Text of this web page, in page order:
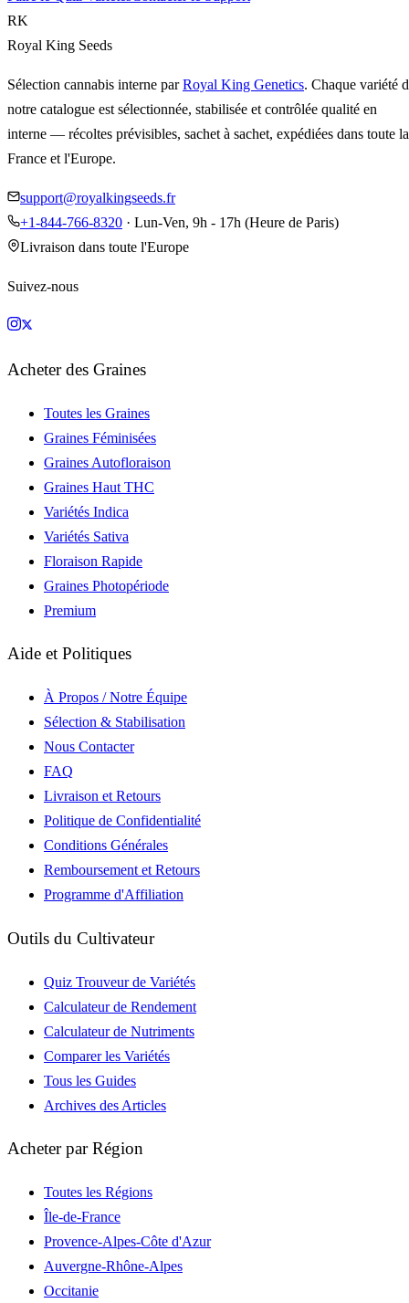
RK
Royal King Seeds
Sélection cannabis interne parRoyal King Genetics. Chaque variété
notre catalogue est sélectionnée, stabilisée et contrôlée qualité en
interne — récoltes prévisibles, sachet à sachet, expédiées dans toute la
France et l'Europe.
support@royalkingseeds.fr
+1-844-766-8320 · Lun-Ven, 9h - 17h (Heure de Paris)
Livraison dans toute l'Europe
Suivez-nous
Acheter des Graines
Toutes les Graines
Graines Féminisées
Graines Autofloraison
Graines Haut THC
Variétés Indica
Variétés Sativa
Floraison Rapide
Graines Photopériode
Premium
Aide et Politiques
À Propos / Notre Équipe
Sélection & Stabilisation
Nous Contacter
FAQ
Livraison et Retours
Politique de Confidentialité
Conditions Générales
Remboursement et Retours
Programme d'Affiliation
Outils du Cultivateur
Quiz Trouveur de Variétés
Calculateur de Rendement
Calculateur de Nutriments
Comparer les Variétés
Tous les Guides
Archives des Articles
Acheter par Région
Toutes les Régions
Île-de-France
Provence-Alpes-Côte d'Azur
Auvergne-Rhône-Alpes
Occitanie